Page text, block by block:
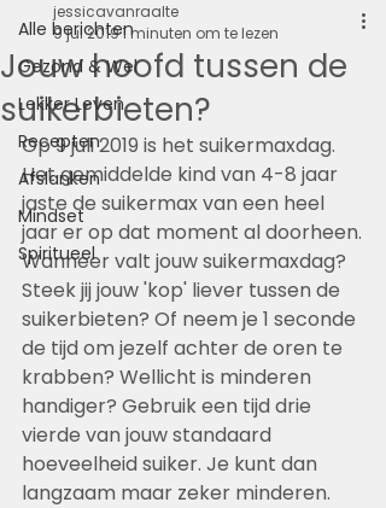
Alle berichten
Gezond & Wel
Lekker Leven
Recepten
Afslanken
Mindset
Spiritueel
Jouw hoofd tussen de
suikerbieten?
jessicavanraalte
9 jul 20191 minuten om te lezen
Op 9 juli 2019 is het suikermaxdag.
Het gemiddelde kind van 4-8 jaar
jaste de suikermax van een heel
jaar er op dat moment al doorheen.
Wanneer valt jouw suikermaxdag?
Steek jij jouw 'kop' liever tussen de
suikerbieten? Of neem je 1 seconde
de tijd om jezelf achter de oren te
krabben? Wellicht is minderen
handiger? Gebruik een tijd drie
vierde van jouw standaard
hoeveelheid suiker. Je kunt dan
langzaam maar zeker minderen.